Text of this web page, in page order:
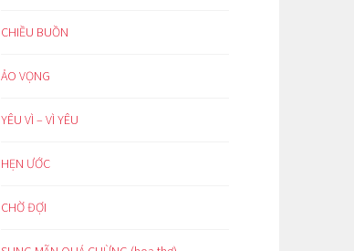
CHIỀU BUỒN
ẢO VỌNG
YÊU VÌ – VÌ YÊU
HẸN ƯỚC
CHỜ ĐỢI